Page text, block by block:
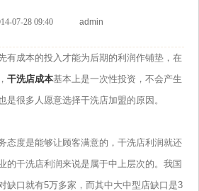
07-28 09:40 admin
成本的投入才能为后期的利润作铺垫，在
干洗店成本基本上是一次性投资，不会产生
是很多人愿意选择干洗店加盟的原因。
度是能够让顾客满意的，干洗店利润就还
的干洗店利润来说是属于中上层次的。我国
缺口就有5万多家，而其中大中型店缺口是3